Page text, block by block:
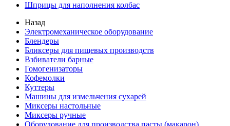
Шприцы для наполнения колбас
Назад
Электромеханическое оборудование
Блендеры
Бликсеры для пищевых производств
Взбиватели барные
Гомогенизаторы
Кофемолки
Куттеры
Машины для измельчения сухарей
Миксеры настольные
Миксеры ручные
Оборудование для производства пасты (макарон)